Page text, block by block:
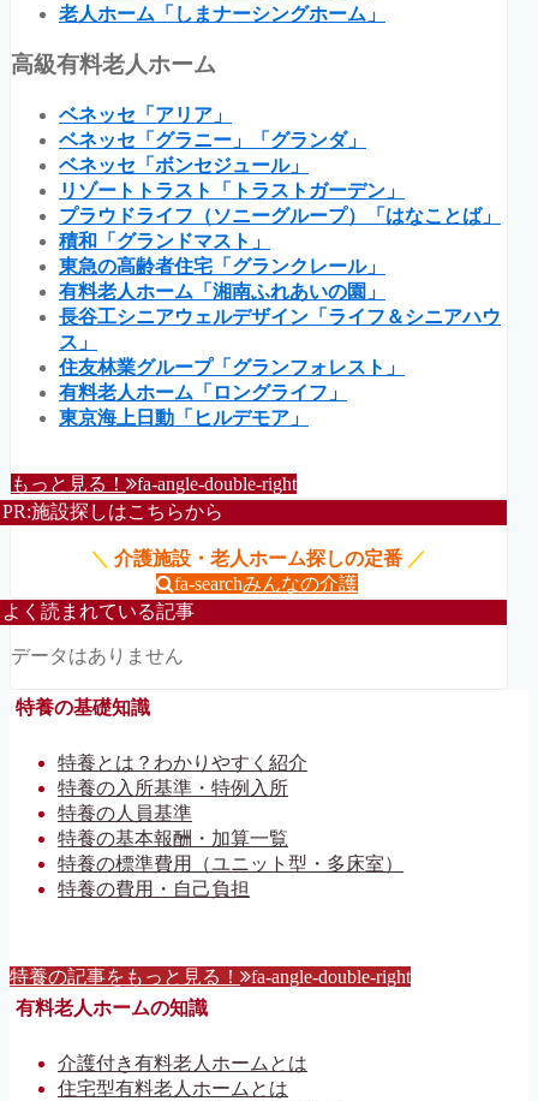
老人ホーム「しまナーシングホーム」
高級有料老人ホーム
ベネッセ「アリア」
ベネッセ「グラニー」「グランダ」
ベネッセ「ボンセジュール」
リゾートトラスト「トラストガーデン」
プラウドライフ（ソニーグループ）「はなことば」
積和「グランドマスト」
東急の高齢者住宅「グランクレール」
有料老人ホーム「湘南ふれあいの園」
長谷工シニアウェルデザイン「ライフ＆シニアハウ
ス」
住友林業グループ「グランフォレスト」
有料老人ホーム「ロングライフ」
東京海上日動「ヒルデモア」
もっと見る！ fa-angle-double-right
PR:施設探しはこちらから
＼ 介護施設・老人ホーム探しの定番 ／
fa-searchみんなの介護
よく読まれている記事
データはありません
特養の基礎知識
特養とは？わかりやすく紹介
特養の入所基準・特例入所
特養の人員基準
特養の基本報酬・加算一覧
特養の標準費用（ユニット型・多床室）
特養の費用・自己負担
特養の記事をもっと見る！ fa-angle-double-right
有料老人ホームの知識
介護付き有料老人ホームとは
住宅型有料老人ホームとは